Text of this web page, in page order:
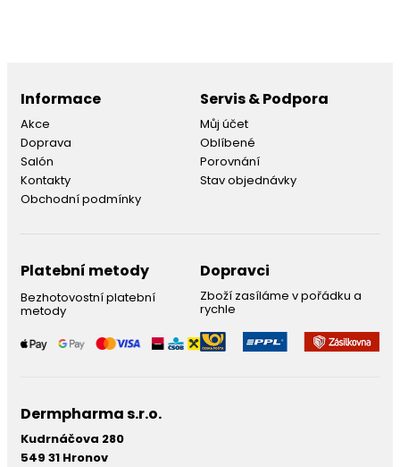
Informace
Akce
Doprava
Salón
Kontakty
Obchodní podmínky
Servis & Podpora
Můj účet
Oblíbené
Porovnání
Stav objednávky
Platební metody
Bezhotovostní platební
metody
Dopravci
Zboží zasíláme v pořádku a
rychle
Dermpharma s.r.o.
Kudrnáčova 280
549 31 Hronov